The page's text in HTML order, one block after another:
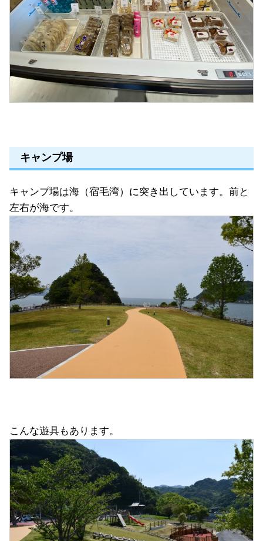
キャンプ場
キャンプ場は海（宿毛湾）に突き出しています。前と
左右が海です。
こんな遊具もあります。